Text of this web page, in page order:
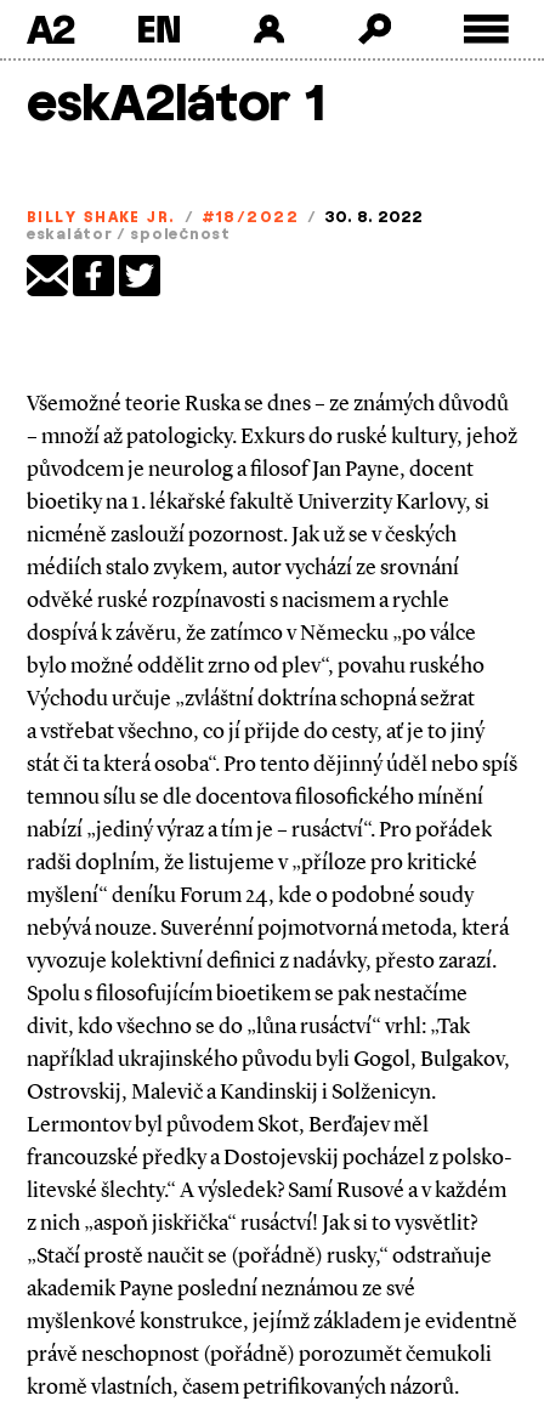
A2
eskA2látor 1
BILLY SHAKE JR. / #18/2022 / 30. 8. 2022
eskalátor / společnost
Všemožné teorie Ruska se dnes – ze známých důvodů
– množí až patologicky. Exkurs do ruské kultury, jehož
původcem je neurolog a filosof Jan Payne, docent
bioetiky na 1. lékařské fakultě Univerzity Karlovy, si
nicméně zaslouží pozornost. Jak už se v českých
médiích stalo zvykem, autor vychází ze srovnání
odvěké ruské rozpínavosti s nacismem a rychle
dospívá k závěru, že zatímco v Německu „po válce
bylo možné oddělit zrno od plev“, povahu ruského
Východu určuje „zvláštní doktrína schopná sežrat
a vstřebat všechno, co jí přijde do cesty, ať je to jiný
stát či ta která osoba“. Pro tento dějinný úděl nebo spíš
temnou sílu se dle docentova filosofického mínění
nabízí „jediný výraz a tím je – rusáctví“. Pro pořádek
radši doplním, že listujeme v „příloze pro kritické
myšlení“ deníku Forum 24, kde o podobné soudy
nebývá nouze. Suverénní pojmotvorná metoda, která
vyvozuje kolektivní definici z nadávky, přesto zarazí.
Spolu s filosofujícím bioetikem se pak nestačíme
divit, kdo všechno se do „lůna rusáctví“ vrhl: „Tak
například ukrajinského původu byli Gogol, Bulgakov,
Ostrovskij, Malevič a Kandinskij i Solženicyn.
Lermontov byl původem Skot, Berďajev měl
francouzské předky a Dostojevskij pocházel z polsko­-
litevské šlechty.“ A výsledek? Samí Rusové a v každém
z nich „aspoň jiskřička“ rusáctví! Jak si to vysvětlit?
„Stačí prostě naučit se (pořádně) rusky,“ odstraňuje
akademik Payne poslední neznámou ze své
myšlenkové konstrukce, jejímž základem je evidentně
právě neschopnost (pořádně) porozumět čemukoli
kromě vlastních, časem petrifikovaných názorů.